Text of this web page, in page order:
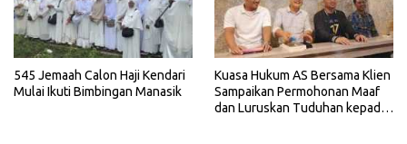
545 Jemaah Calon Haji Kendari
Mulai Ikuti Bimbingan Manasik
Kuasa Hukum AS Bersama Klien
Sampaikan Permohonan Maaf
dan Luruskan Tuduhan kepada